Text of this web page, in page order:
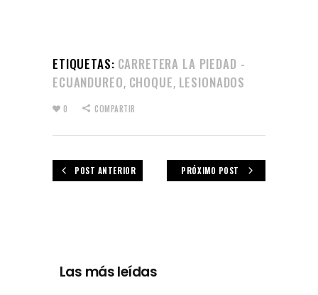
ETIQUETAS: CARRETERA LA PIEDAD -
ECUANDUREO, CHOQUE, LESIONADOS
0 COMPARTIR
POST ANTERIOR PRÓXIMO POST
Las más leídas